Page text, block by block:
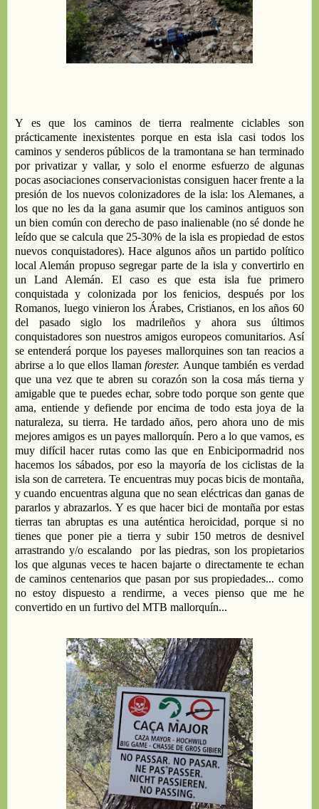
Y es que los caminos de tierra realmenteciclables son
prácticamente inexistentes porque en esta isla casi todos los
caminos y senderos públicos de la tramontana se han terminado
por privatizar y vallar, y solo el enorme esfuerzo de algunas
pocas asociaciones conservacionistasconsiguen hacerfrente a la
presión de los nuevos colonizadores de la isla: los Alemanes,a
los que no les da la gana asumir que los caminos antiguos son
unbien común con derecho de paso inalienable(no sé dondehe
leído que se calcula que 25-30% de la isla es propiedad deestos
nuevos conquistadores). Hace algunos años un partido político
local Alemán propusosegregar parte de la isla y convertirlo en
unLand Alemán. El caso es queesta isla fue primero
conquistada y colonizada por los fenicios, después por los
Romanos, luego vinieron los Árabes, Cristianos, en losaños60
del pasado siglo los madrileñosy ahora sus
últimos
conquistadores son nuestros amigos europeos comunitarios. Así
se entenderá porque los payeses mallorquinesson tan reacios a
abrirse a lo que ellos llaman forester. Aunque también es verdad
que una vez que te abren su corazón son la cosa más tierna y
amigable que te puedes echar, sobre todoporque son gente que
ama, entiende y defiende por encima de todo esta joya de la
naturaleza, su tierra. He tardado años, pero ahora uno de mis
mejores amigoses un payes mallorquín.Pero a lo que vamos,es
muy difícil hacer rutas como las que enEnbicipormadrid nos
hacemos los sábados,por eso la mayoría de los ciclistas de la
islason de carretera.Te encuentras muy pocas bicis de montaña,
y cuando encuentrasalguna que nosean eléctricas dan ganas de
pararlos yabrazarlos. Y es que hacer bici de montaña por estas
tierrastan abruptases una auténtica heroicidad, porque si no
tienes que poner pie a tierray subir 150 metros de desnivel
arrastrando y/o escalando porlas piedras, son los propietarios
los que algunas veces te hacen bajarteo directamente te echan
de caminos centenarios que pasan por sus propiedades... como
no estoy dispuesto a rendirme, a veces pienso que me he
convertido en un furtivo del MTB mallorquín...